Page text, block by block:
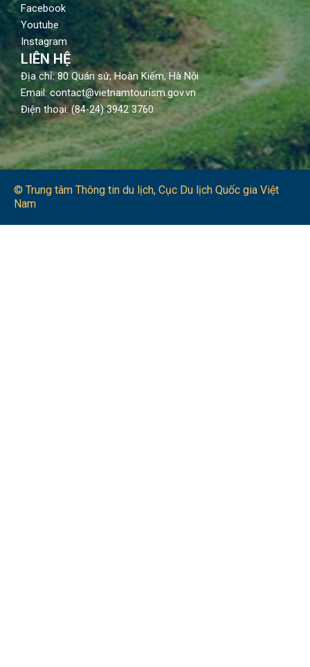
Facebook
Youtube
Instagram
LIÊN HỆ
Địa chỉ: 80 Quán sứ, Hoàn Kiếm, Hà Nội
Email: contact@vietnamtourism.gov.vn
Điện thoại: (84-24) 3942 3760
© Trung tâm Thông tin du lịch​, Cục Du lịch Quốc gia Việt
Nam